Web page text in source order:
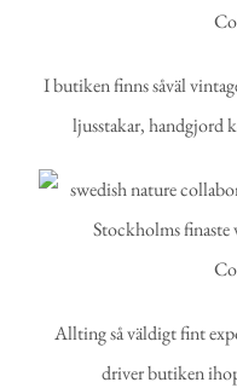
I butiken finns såväl
ljusstakar, handgjord
Allting så väldigt fint
driver butiken